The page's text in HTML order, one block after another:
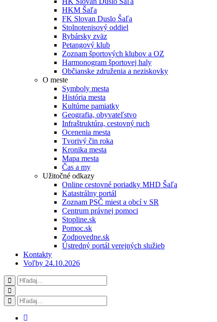
HKM Šaľa
FK Slovan Duslo Šaľa
Stolnotenisový oddiel
Rybársky zväz
Petangový klub
Zoznam športových klubov a OZ
Harmonogram športovej haly
Občianske združenia a neziskovky
O meste
Symboly mesta
História mesta
Kultúrne pamiatky
Geografia, obyvateľstvo
Infraštruktúra, cestovný ruch
Ocenenia mesta
Tvorivý čin roka
Kronika mesta
Mapa mesta
Čas a my
Užitočné odkazy
Online cestovné poriadky MHD Šaľa
Katastrálny portál
Zoznam PSČ miest a obcí v SR
Centrum právnej pomoci
Stopline.sk
Pomoc.sk
Zodpovedne.sk
Ústredný portál verejných služieb
Kontakty
Voľby 24.10.2026